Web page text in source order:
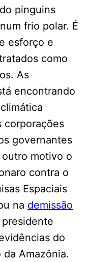
pinguins
frio polar. É
esforço e
como
As
encontrando
corporações
governantes
motivo o
contra o
Espaciais
na demissão
do
Amazônia.